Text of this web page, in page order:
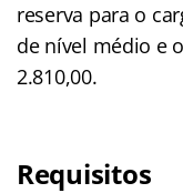
reserva para o
de nível médio e
2.810,00.
Requisitos